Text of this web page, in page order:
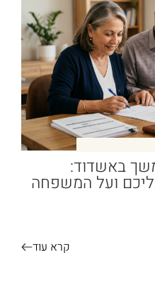
באשדוד:
ועל המשפחה
קרא עוד